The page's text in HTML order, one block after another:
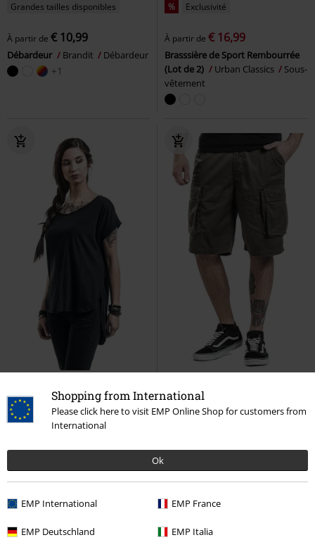
Shopping from International
Please click here to visit EMP Online Shop for customers from
International
Ok
EMP International EMP France
EMP Deutschland EMP Italia
Grandes tailles disponibles
À partir de € 10,99
Débardeur Brandit Débardeur
+1
% Exclusivité
À partir de € 16,99
Brasssière de Sport Rembourrée
(Lot de 2)
Urban Classics
Sous-
vêtement
À partir de € 14,99
T-shirt Dos Long Fil Flammé
€ 26,99